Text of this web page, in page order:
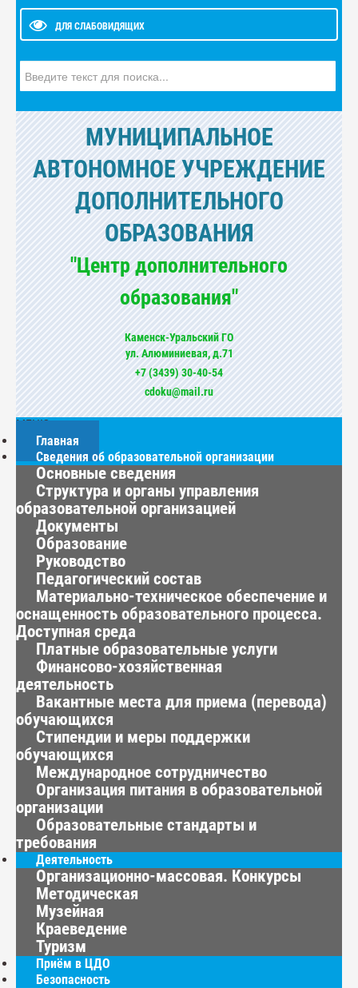
ДЛЯ СЛАБОВИДЯЩИХ
МУНИЦИПАЛЬНОЕ
АВТОНОМНОЕ УЧРЕЖДЕНИЕ
ДОПОЛНИТЕЛЬНОГО
ОБРАЗОВАНИЯ
"Центр дополнительного
образования"
Каменск-Уральский ГО
ул. Алюминиевая, д.71
+7 (3439) 30-40-54
cdoku@mail.ru
МЕНЮ
Главная
Сведения об образовательной организации
Основные сведения
Структура и органы управления
образовательной организацией
Документы
Образование
Руководство
Педагогический состав
Материально-техническое обеспечение и
оснащенность образовательного процесса.
Доступная среда
Платные образовательные услуги
Финансово-хозяйственная
деятельность
Вакантные места для приема (перевода)
обучающихся
Стипендии и меры поддержки
обучающихся
Международное сотрудничество
Организация питания в образовательной
организации
Образовательные стандарты и
требования
Деятельность
Организационно-массовая. Конкурсы
Методическая
Музейная
Краеведение
Туризм
Приём в ЦДО
Безопасность